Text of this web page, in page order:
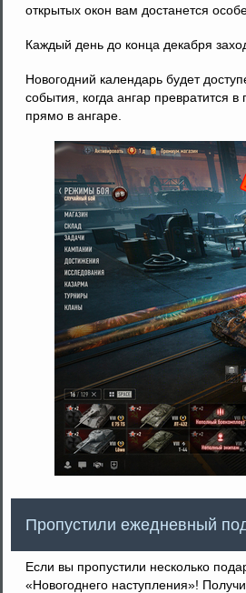
открытых окон вам достанется
Каждый день до конца декабря
Новогодний календарь будет
события, когда ангар превратится
прямо в ангаре.
Пропустили ежедневный
Если вы пропустили несколько
«Новогоднего наступления»!